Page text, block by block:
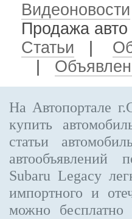
Видеоновости
Продажа авто
Статьи
На Автопортале
купить
статьи
Subaru Legacy
импортного и
можно бесплатно